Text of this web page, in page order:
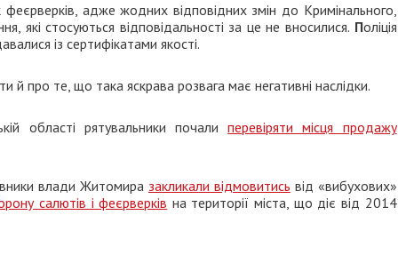
феєрверків, адже жодних відповідних змін до Кримінального,
які стосуються відповідальності за це не вносилися. Поліція
із сертифікатами якості.
й про те, що така яскрава розвага має негативні наслідки.
області рятувальники почалиперевіряти місця продажу
влади Житомира закликали відмовитись від «вибухових»
салютів і феєрверків на території міста, що діє від 2014